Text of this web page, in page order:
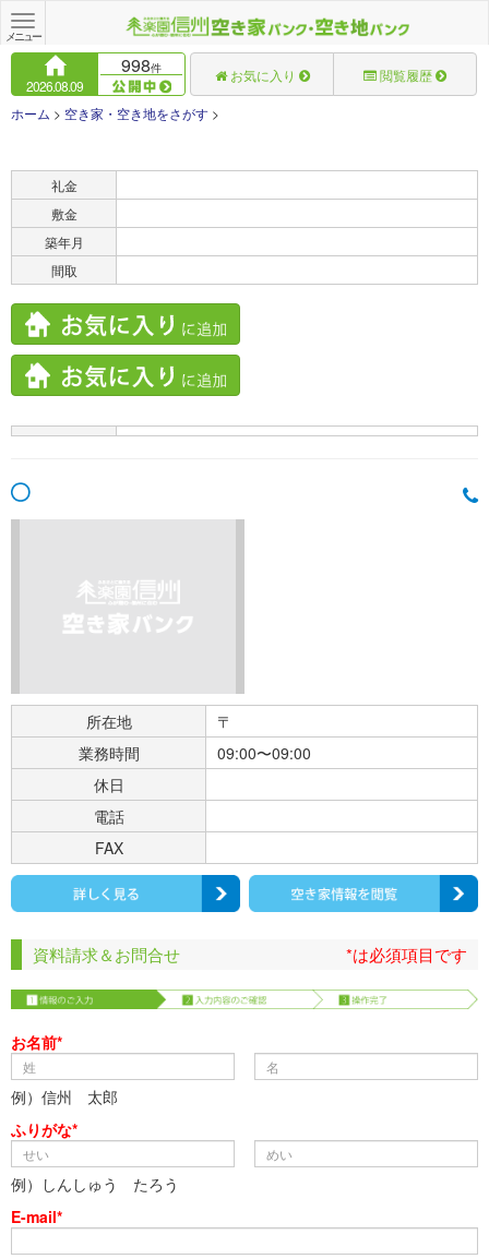
Toggle
navigation
メニュー
2026.08.09
998件 お気に入り 閲覧履歴
ホーム > 空き家・空き地をさがす >
礼金
敷金
築年月
間取
所在地
〒
業務時間
09:00〜09:00
休日
電話
FAX
資料請求＆お問合せ *は必須項目です
お名前*
例）信州 太郎
ふりがな*
例）しんしゅう たろう
E-mail*